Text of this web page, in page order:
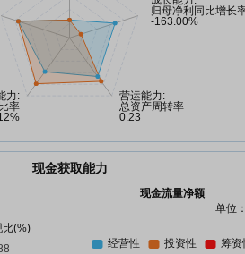
现金获取能力
现金流量净额
单位